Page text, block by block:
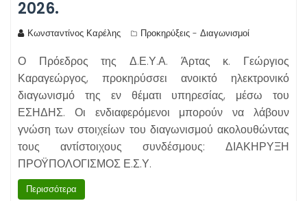
2026.
Κωνσταντίνος Καρέλης Προκηρύξεις - Διαγωνισμοί
Ο Πρόεδρος της Δ.Ε.Υ.Α. Άρτας κ. Γεώργιος
Καραγεώργος, προκηρύσσει ανοικτό ηλεκτρονικό
διαγωνισμό της εν θέματι υπηρεσίας, μέσω του
ΕΣΗΔΗΣ. Οι ενδιαφερόμενοι μπορούν να λάβουν
γνώση των στοιχείων του διαγωνισμού ακολουθώντας
τους αντίστοιχους συνδέσμους: ΔΙΑΚΗΡΥΞΗ
ΠΡΟΫΠΟΛΟΓΙΣΜΟΣ Ε.Σ.Υ.
Περισσότερα